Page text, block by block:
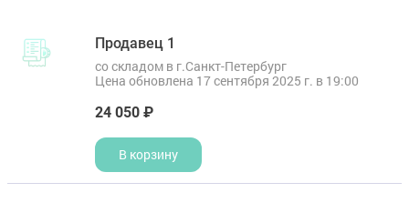
Продавец 1
со складом в г.Санкт-Петербург
Цена обновлена 17 сентября 2025 г. в 19:00
24 050 ₽
В корзину